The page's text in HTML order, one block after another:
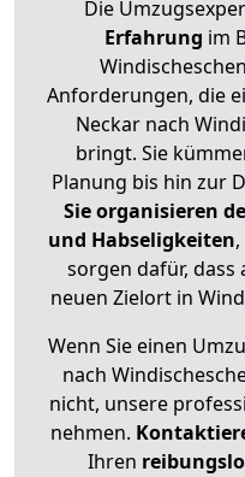
Die
Erfahrung im
Anforderungen, die
Neckar nach
bringt. Sie
Planung bis hin zur
Sie organisieren
und Habseligkeiten
sorgen dafür, dass
neuen Zielort in
Wenn Sie einen
nach
nicht, unsere
nehmen.
Ihren